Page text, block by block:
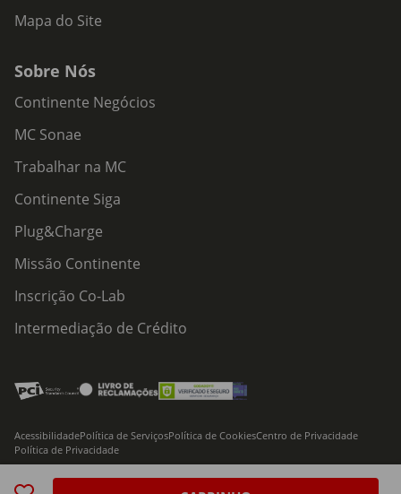
Mapa do Site
Sobre Nós
Continente Negócios
MC Sonae
Trabalhar na MC
Continente Siga
Plug&Charge
Missão Continente
Inscrição Co-Lab
Intermediação de Crédito
AcessibilidadePolítica de ServiçosPolítica de CookiesCentro de Privacidade
Política de Privacidade